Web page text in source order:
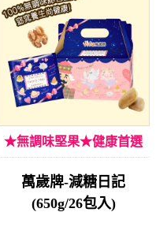
★無調味堅果★健康首選
萬歲牌-減糖日記
(650g/26包入)